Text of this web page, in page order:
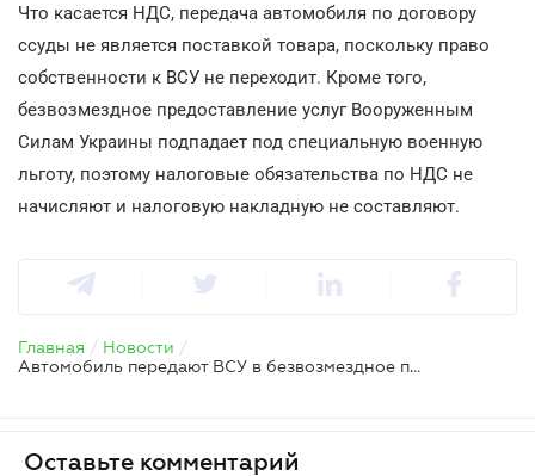
Что касается НДС, передача автомобиля по договору
ссуды не является поставкой товара, поскольку право
собственности к ВСУ не переходит. Кроме того,
безвозмездное предоставление услуг Вооруженным
Силам Украины подпадает под специальную военную
льготу, поэтому налоговые обязательства по НДС не
начисляют и налоговую накладную не составляют.
Главная / Новости /
Автомобиль передают ВСУ в безвозмездное пользование: налоговые последствия для предприятия
Оставьте комментарий